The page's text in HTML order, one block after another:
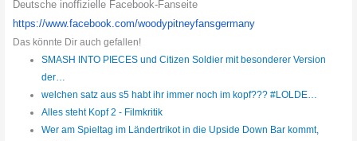
Deutsche inoffizielle Facebook-Fanseite
https://www.facebook.com/woodypitneyfansgermany
Das könnte Dir auch gefallen!
SMASH INTO PIECES und Citizen Soldier mit besonderer Version
der…
welchen satz aus s5 habt ihr immer noch im kopf??? #LOLDE…
Alles steht Kopf 2 - Filmkritik
Wer am Spieltag im Ländertrikot in die Upside Down Bar kommt,